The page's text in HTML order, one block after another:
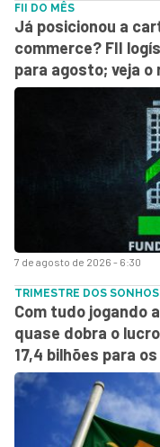
7 de agosto de 2026 - 6:30
FII DO MÊS
Já posicionou a
commerce? FII
para agosto; veja
TRIMESTRE DOS SONHOS
Com tudo jogando
quase dobra o
17,4 bilhões para